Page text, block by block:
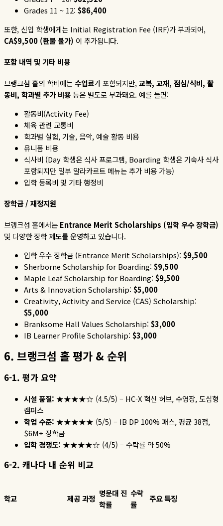
Grades 11 ~ 12: $86,400
또한, 신입 학생에게는 Initial Registration Fee (IRF)가부과되어,
CA$9,500 (환불불가) 이 추가됩니다.
포함 내역 및 기타 비용
브랭크섬 홀의 학비에는수업료가 포함되지만, 교복, 교재, 점심/식비, 활
동비, 학과별 추가 비용 등은 별도로 부과돼요. 예를 들면:
활동비(Activity Fee)
체육 관련 교통비
학과별 실험, 기술, 음악, 예술 활동 비용
유니폼 비용
식사비 (Day 학생은 식사 프로그램, Boarding 학생은 기숙사 식사
포함되지만 일부 알라카르트 메뉴는 추가 비용 가능)
입학 등록비 및 기타 행정비
장학금 /재정지원
브랭크섬 홀에서는 Entrance Merit Scholarships (입학 우수장학금)
및 다양한장학 제도를운영하고 있습니다.
입학우수장학금 (Entrance Merit Scholarships): $9,500
Sherborne Scholarship for Boarding: $9,500
Maple Leaf Scholarship for Boarding: $9,500
Arts & Innovation Scholarship: $5,000
Creativity, Activity and Service (CAS) Scholarship:
$5,000
Branksome Hall Values Scholarship: $3,000
IB Learner Profile Scholarship: $3,000
6. 브랭크섬 홀 평가 & 순위
6-1. 평가 요약
시설 품질: ★★★★☆ (4.5/5) – HC-X혁신 허브, 수영장, 도심형
캠퍼스
학업수준: ★★★★★ (5/5) – IB DP 100% 패스, 평균38점,
$6M+ 장학금
입학 경쟁도: ★★★★☆ (4/5) –수락률 약50%
6-2. 캐나다 내 순위 비교
학교 제공과정
명문대진
학률
수락
률
주요특징